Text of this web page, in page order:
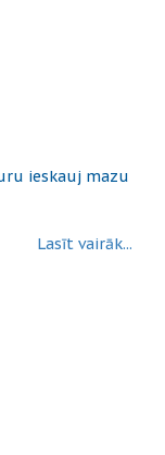
ieskauj mazu
Lasīt vairāk...